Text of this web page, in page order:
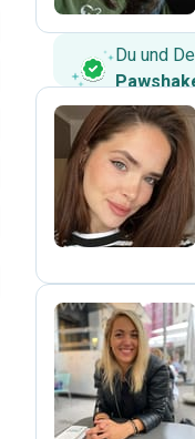
Du und
V
S